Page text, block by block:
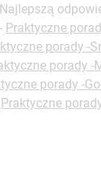
- Praktyczne
porady -
porady -
porady -
Praktyczne